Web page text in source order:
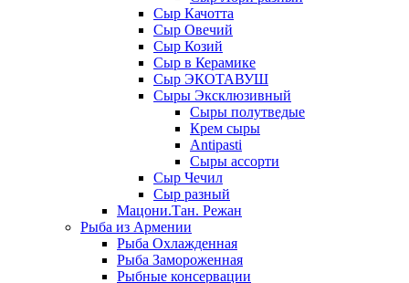
Сыр Качотта
Сыр Овечий
Сыр Козий
Сыр в Керамике
Сыр ЭКОТАВУШ
Сыры Эксклюзивный
Сыры полутведые
Крем сыры
Antipasti
Сыры ассорти
Сыр Чечил
Сыр разный
Мацони.Тан. Режан
Рыба из Армении
Рыба Охлажденная
Рыба Замороженная
Рыбные консервации